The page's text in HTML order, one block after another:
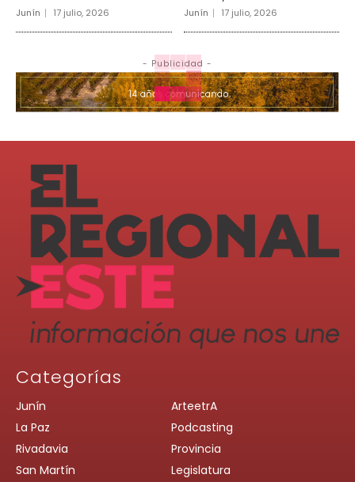
Junín 17 julio, 2026 Junín 17 julio, 2026
- Publicidad -
Categorías
Junín
La Paz
Rivadavia
San Martín
ArteetrA
Podcasting
Provincia
Legislatura